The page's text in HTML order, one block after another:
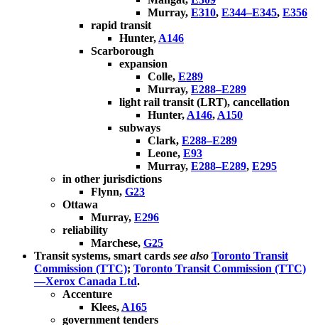
Murray, E310, E344–E345, E356
rapid transit
Hunter, A146
Scarborough
expansion
Colle, E289
Murray, E288–E289
light rail transit (LRT), cancellation
Hunter, A146, A150
subways
Clark, E288–E289
Leone, E93
Murray, E288–E289, E295
in other jurisdictions
Flynn, G23
Ottawa
Murray, E296
reliability
Marchese, G25
Transit systems, smart cards see also Toronto Transit
Commission (TTC); Toronto Transit Commission (TTC)
—Xerox Canada Ltd.
Accenture
Klees, A165
government tenders